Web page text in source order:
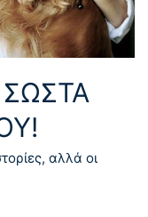
αλλά οι